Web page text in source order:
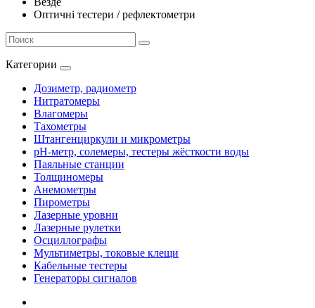
Оптичні тестери / рефлектометри
Категории
Дозиметр, радиометр
Нитратомеры
Влагомеры
Тахометры
Штангенциркули и микрометры
pH-метр, солемеры, тестеры жёсткости воды
Паяльные станции
Толщиномеры
Анемометры
Пирометры
Лазерные уровни
Лазерные рулетки
Осциллографы
Мультиметры, токовые клещи
Кабельные тестеры
Генераторы сигналов